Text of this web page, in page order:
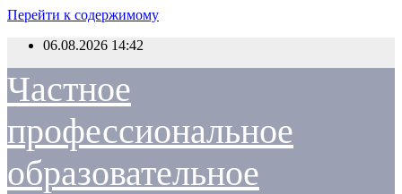
Перейти к содержимому
06.08.2026 14:42
Частное
профессиональное
образовательное